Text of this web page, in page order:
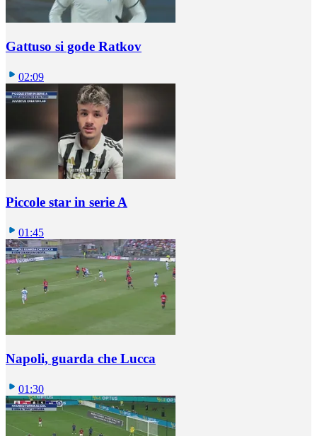
Gattuso si gode Ratkov
02:09
Piccole star in serie A
01:45
Napoli, guarda che Lucca
01:30